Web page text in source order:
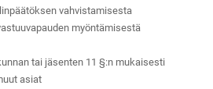
vahvistamisesta
myöntämisestä
tai jäsenten 11 §:n mukaisesti
asiat